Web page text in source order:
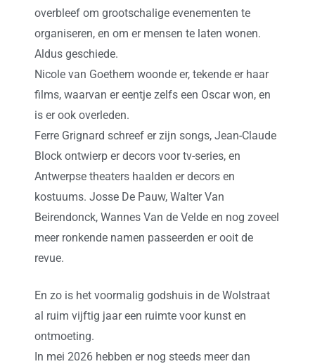
overbleef om grootschalige evenementen te
organiseren, en om er mensen te laten wonen.
Aldus geschiede.
Nicole van Goethem woonde er, tekende er haar
films, waarvan er eentje zelfs een Oscar won, en
is er ook overleden.
Ferre Grignard schreef er zijn songs, Jean-Claude
Block ontwierp er decors voor tv-series, en
Antwerpse theaters haalden er decors en
kostuums. Josse De Pauw, Walter Van
Beirendonck, Wannes Van de Velde en nog zoveel
meer ronkende namen passeerden er ooit de
revue.
En zo is het voormalig godshuis in de Wolstraat
al ruim vijftig jaar een ruimte voor kunst en
ontmoeting.
In mei 2026 hebben er nog steeds meer dan